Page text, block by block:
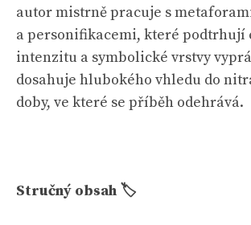
autor mistrně pracuje s
a personifikacemi, které podtrhují
intenzitu a symbolické vrstvy
dosahuje hlubokého vhledu do
doby, ve které se příběh odehrává.
Stručný obsah 🏷